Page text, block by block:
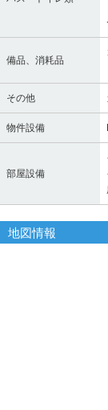
備品、消耗品
その他
物件設備
部屋設備
地図情報